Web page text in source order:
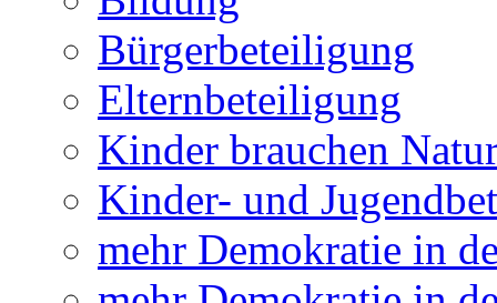
Bürgerbeteiligung
Elternbeteiligung
Kinder brauchen
Kinder- und
mehr Demokratie in